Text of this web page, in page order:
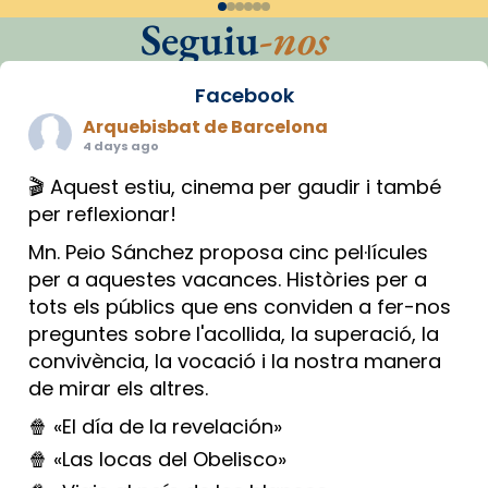
Seguiu-nos
Facebook
Arquebisbat de Barcelona
4 days ago
🎬 Aquest estiu, cinema per gaudir i també
per reflexionar!
Mn. Peio Sánchez proposa cinc pel·lícules
per a aquestes vacances. Històries per a
tots els públics que ens conviden a fer-nos
preguntes sobre l'acollida, la superació, la
convivència, la vocació i la nostra manera
de mirar els altres.
🍿 «El día de la revelación»
🍿 «Las locas del Obelisco»